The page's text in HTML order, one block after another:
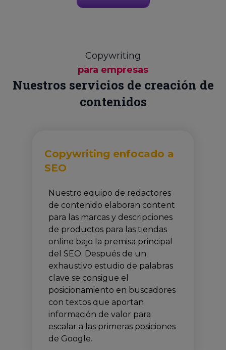
Copywriting
para empresas
Nuestros servicios de creación de
contenidos
Copywriting enfocado a
SEO
Nuestro equipo de redactores
de contenido elaboran content
para las marcas y descripciones
de productos para las tiendas
online bajo la premisa principal
del SEO. Después de un
exhaustivo estudio de palabras
clave se consigue el
posicionamiento en buscadores
con textos que aportan
información de valor para
escalar a las primeras posiciones
de Google.